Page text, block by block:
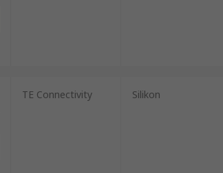
TE Connectivity Silikon